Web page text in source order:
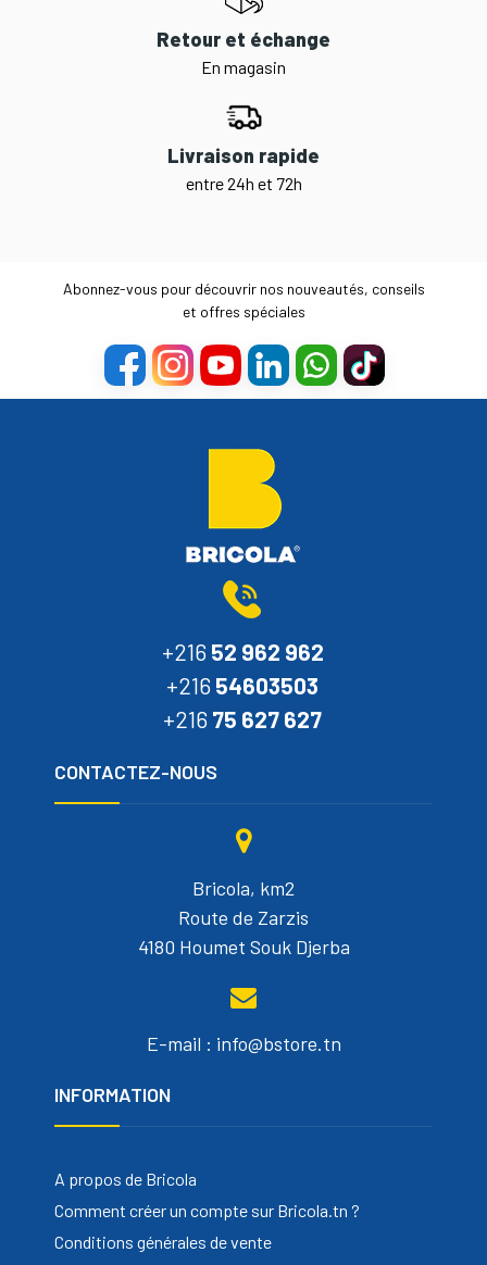
Retour et échange
En magasin
Livraison rapide
entre 24h et 72h
Abonnez-vous pour découvrir nos nouveautés, conseils
et offres spéciales
+216 52 962 962
+216 54603503
+216 75 627 627
CONTACTEZ-NOUS
Bricola, km2
Route de Zarzis
4180 Houmet Souk Djerba
E-mail : info@bstore.tn
INFORMATION
A propos de Bricola
Comment créer un compte sur Bricola.tn ?
Conditions générales de vente